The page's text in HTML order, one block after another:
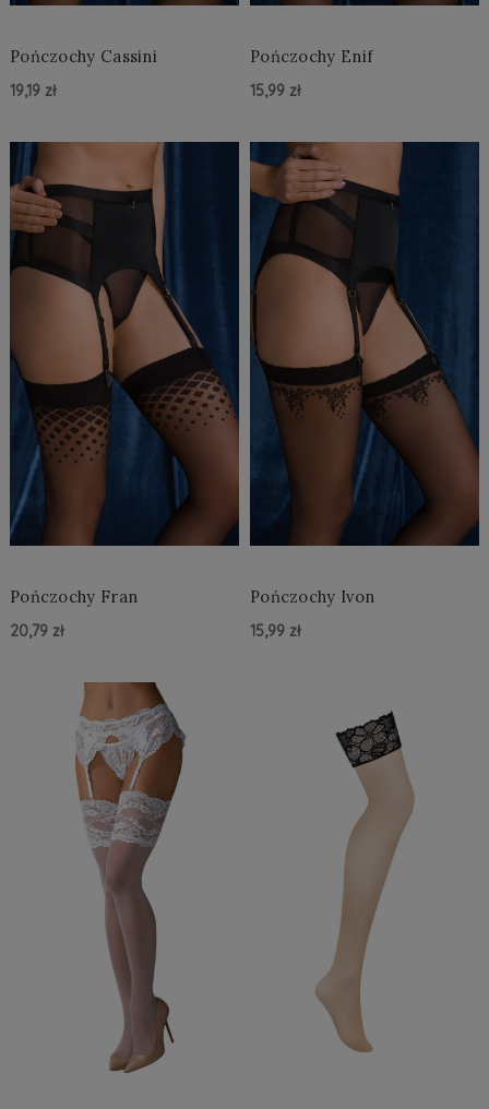
Pończochy Cassini
19,19 zł
Do Koszyka »
Pończochy Enif
15,99 zł
Do Koszyka »
Pończochy Fran
20,79 zł
Do Koszyka »
Pończochy Ivon
15,99 zł